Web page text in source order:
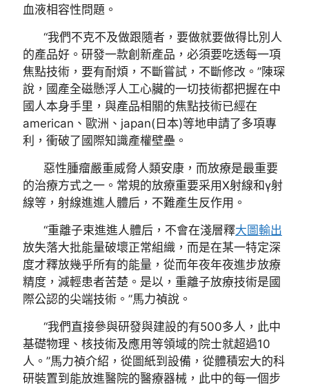
血液相容性問題。
“我們不克不及做跟隨者，要做就要做得比別人
的產品好。研發一款創新產品，必須要吃透每一項
焦點技術，要有耐煩，不斷嘗試，不斷修改。”陳琛
說，國產全磁懸浮人工心臟的一切技術都把握在中
國人本身手里，與產品相關的焦點技術已經在
american、歐洲、japan(日本)等地申請了多項專
利，衝破了國際知識產權壁壘。
惡性腫瘤嚴重威脅人類安康，而放療是最重要
的治療方式之一。常規的放療重要采用X射線和γ射
線等，射線進進人體后，不難產生反作用。
“重離子束進進人體后，不會在淺層釋大圖輸出
放失落大批能量破壞正常組織，而是在某一特定深
度才釋放幾乎所有的能量，從而年夜年夜進步放療
精度，減輕患者苦楚。是以，重離子放療技術是國
際公認的尖端技術。”馬力禎說。
“我們直接參與研發與建設的有500多人，此中
基礎物理、核技術及應用等領域的院士就超過10
人。”馬力禎介紹，從圖紙到設備，從體積宏大的科
研裝置到能放進醫院的醫療器械，此中的每一個步